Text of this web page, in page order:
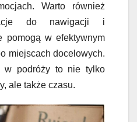
Warto również
do nawigacji i
pomogą w efektywnym
miejscach docelowych.
w podróży to nie tylko
ale także czasu.